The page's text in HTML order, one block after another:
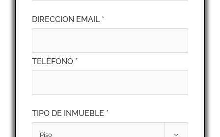
DIRECCION EMAIL *
TELÉFONO *
TIPO DE INMUEBLE *
